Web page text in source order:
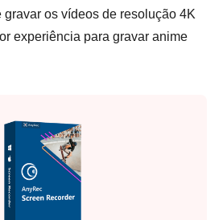
gravar os vídeos de resolução 4K
experiência para gravar anime